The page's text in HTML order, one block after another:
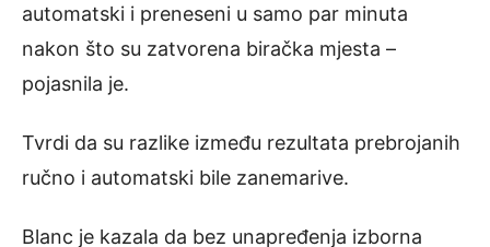
automatski i preneseni u samo par minuta
nakon što su zatvorena biračka mjesta –
pojasnila je.
Tvrdi da su razlike između rezultata prebrojanih
ručno i automatski bile zanemarive.
Blanc je kazala da bez unapređenja izborna